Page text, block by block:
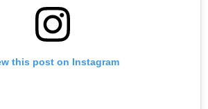
this post on Instagram